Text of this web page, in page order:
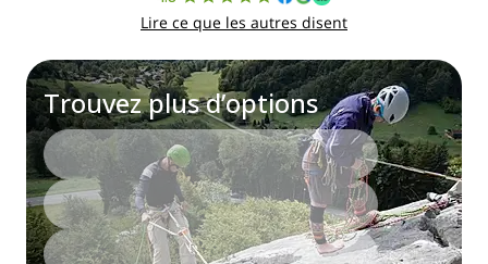
Lire ce que les autres disent
Trouvez plus d’options